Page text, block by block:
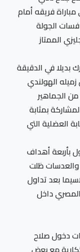
فريقه أمام
الجولة
الممتاز
بديلا في الدقيقة
الهولندي
الجماهير
بمثابة
العضلية التي
بأربعة أهداف
والعدسات ظلت
بعد تداول
داخل
دخول صلاح